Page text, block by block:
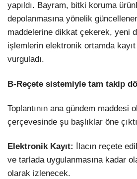
yapıldı. Bayram, bitki koruma
depolanmasına yönelik
maddelerine dikkat çekerek, yeni
işlemlerin elektronik ortamda kayıt
vurguladı.
B-Reçete sistemiyle tam takip
Toplantının ana gündem maddesi
çerçevesinde şu başlıklar öne
Elektronik Kayıt: İlacın reçete
ve tarlada uygulanmasına kadar
olarak izlenecek.